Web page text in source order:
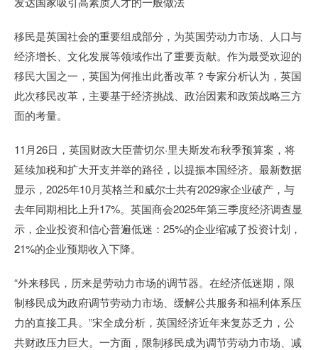
移民是英国社会的重要组成部分，为英国劳动力市场、人口与
经济增长、文化发展等领域作出了重要贡献。作为最受欢迎的
移民大国之一，英国为何推出此番改革？专家分析认为，英国
此次移民改革，主要基于经济挑战、政治因素和政策战略三方
面的考量。
11月26日，英国财政大臣蕾切尔·里夫斯发布秋季预算案，将
延续加税和扩大开支并举的路径，以提振本国经济。最新数据
显示，2025年10月英格兰和威尔士共有2029家企业破产，与
去年同期相比上升17%。英国商会2025年第三季度经济调查显
示，企业投资和信心普遍低迷：25%的企业缩减了投资计划，
21%的企业预期收入下降。
“外来移民，历来是劳动力市场的调节器。在经济低迷期，限
制移民成为政府调节劳动力市场、缓解公共服务和福利体系压
力的直接工具。”宋全成分析，英国经济近年来复苏乏力，公
共财政压力巨大。一方面，限制移民成为调节劳动力市场、减